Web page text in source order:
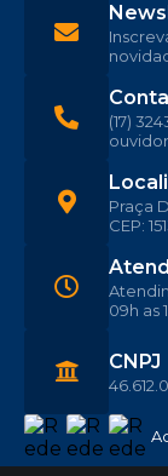
Praça
CEP:
(17)
09h as
CNPJ